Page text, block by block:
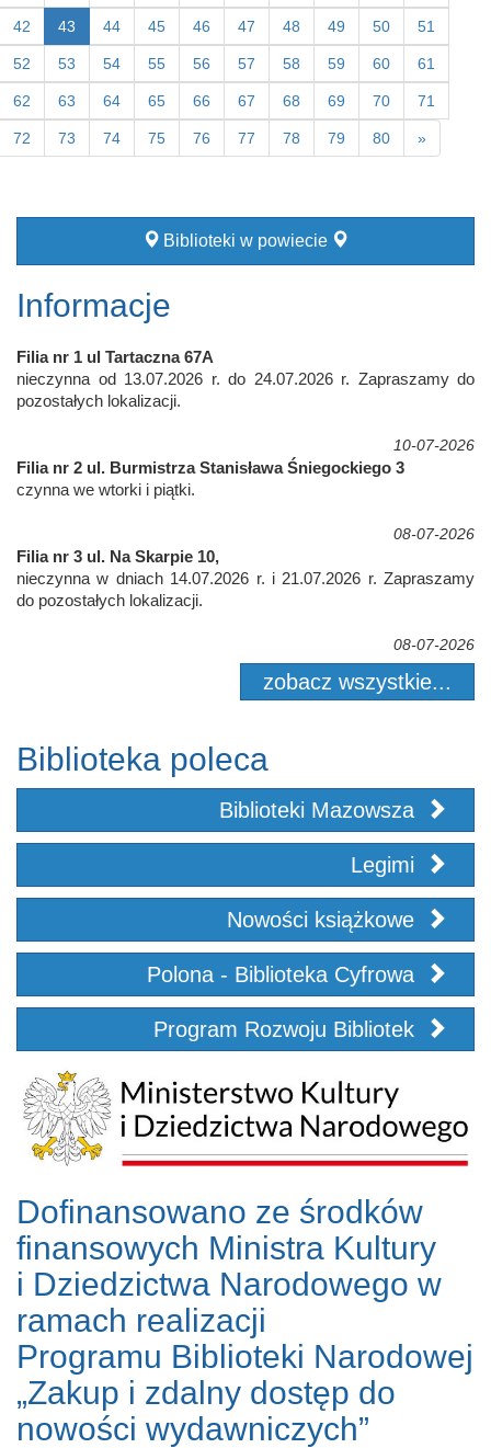
42 43 44 45 46 47 48 49 50 51
52 53 54 55 56 57 58 59 60 61
62 63 64 65 66 67 68 69 70 71
72 73 74 75 76 77 78 79 80 »
Biblioteki w powiecie
Informacje
Filia nr 1 ul Tartaczna 67A
nieczynna od 13.07.2026 r. do 24.07.2026 r. Zapraszamy do
pozostałych lokalizacji.
10-07-2026
Filia nr 2 ul. Burmistrza Stanisława Śniegockiego 3
czynna we wtorki i piątki.
08-07-2026
Filia nr 3 ul. Na Skarpie 10,
nieczynna w dniach 14.07.2026 r. i 21.07.2026 r. Zapraszamy
do pozostałych lokalizacji.
08-07-2026
zobacz wszystkie...
Biblioteka poleca
Biblioteki Mazowsza
Legimi
Nowości książkowe
Polona - Biblioteka Cyfrowa
Program Rozwoju Bibliotek
Dofinansowano ze środków
finansowych Ministra Kultury
i Dziedzictwa Narodowego w
ramach realizacji
Programu Biblioteki Narodowej
„Zakup i zdalny dostęp do
nowości wydawniczych”